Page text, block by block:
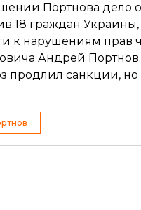
Портнова дело
18 граждан
к нарушениям
Андрей Портнов.
продлил санкции,